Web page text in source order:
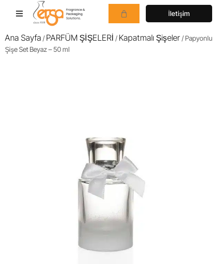
İletişim
Ana Sayfa /PARFÜM ŞİŞELERİ /Kapatmalı Şişeler/ Papyonlu
Şişe Set Beyaz – 50 ml